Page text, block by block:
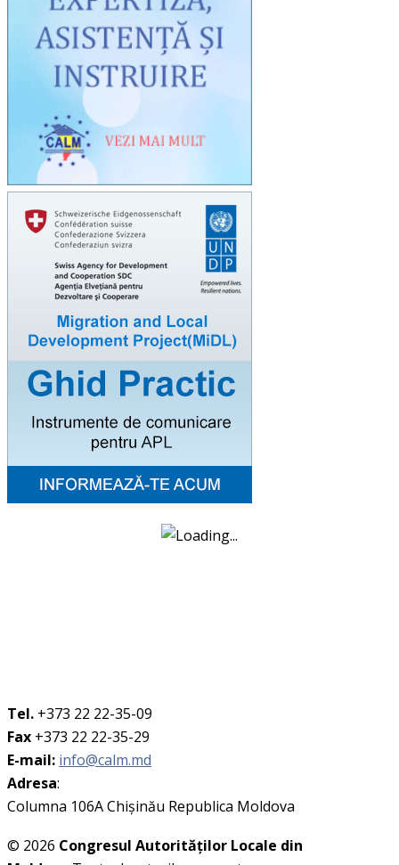
Tel. +373 22 22-35-09
Fax +373 22 22-35-29
E-mail: info@calm.md
Adresa:
Columna 106A Chişinău Republica Moldova
© 2026 Congresul Autorităţilor Locale din